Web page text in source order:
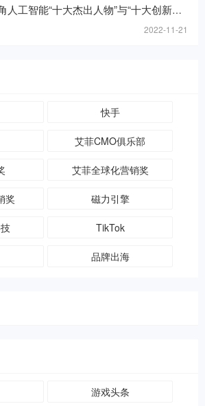
智能“十大杰出人物”与“十大创新应用”榜单发布！
2022-11-21
快手
艾菲CMO俱乐部
艾菲全球化营销奖
奖 磁力引擎
TikTok
品牌出海
游戏头条